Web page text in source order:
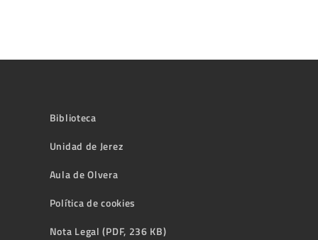
Biblioteca
Unidad de Jerez
Aula de Olvera
Política de cookies
Nota Legal (PDF, 236 KB)